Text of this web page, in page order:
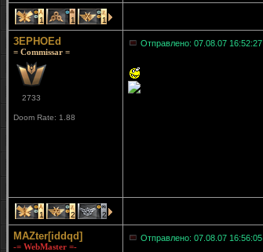
1 1 1
3EPHOEd
= Commissar =
2733
Doom Rate: 1.88
Отправлено: 07.08.07 16:52:27
1 2 2
MAZter[iddqd]
-= WebMaster =-
Отправлено: 07.08.07 16:56:05